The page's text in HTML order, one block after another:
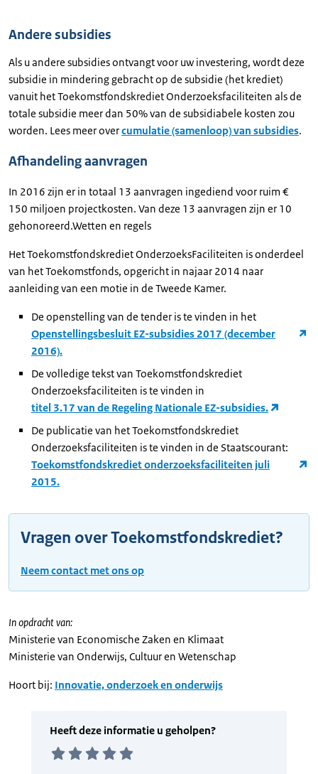
Andere subsidies
Als u andere subsidies ontvangt voor uw investering, wordt deze
subsidie in mindering gebracht op de subsidie (het krediet)
vanuit het Toekomstfondskrediet Onderzoeksfaciliteiten als de
totale subsidie meer dan 50% van de subsidiabele kosten zou
worden. Lees meer overcumulatie (samenloop) van subsidies.
Afhandeling aanvragen
In 2016 zijn er in totaal 13 aanvragen ingediend voor ruim €
150 miljoen projectkosten. Van deze 13 aanvragen zijn er 10
gehonoreerd.Wetten en regels
Het Toekomstfondskrediet OnderzoeksFaciliteiten is onderdeel
van het Toekomstfonds, opgericht in najaar 2014 naar
aanleiding van een motie in de Tweede Kamer.
De openstelling van de tender is te vinden in het
Openstellingsbesluit EZ-subsidies 2017 (december
2016).
De volledige tekst van Toekomstfondskrediet
Onderzoeksfaciliteiten is te vinden in
titel 3.17 van de Regeling Nationale EZ-subsidies.
De publicatie van het Toekomstfondskrediet
Onderzoeksfaciliteiten is te vinden in de Staatscourant:
Toekomstfondskrediet onderzoeksfaciliteiten juli
2015.
Vragen over Toekomstfondskrediet?
Neem contact met ons op
In opdracht van:
Ministerie van Economische Zaken en Klimaat
Ministerie van Onderwijs, Cultuur en Wetenschap
Hoort bij: Innovatie, onderzoek en onderwijs